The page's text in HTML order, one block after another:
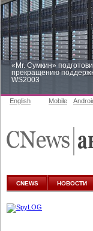
«Mr. Сумкин»
прекращению
WS2003
аналитике
English Mobile
CNEWS НОВОСТИ